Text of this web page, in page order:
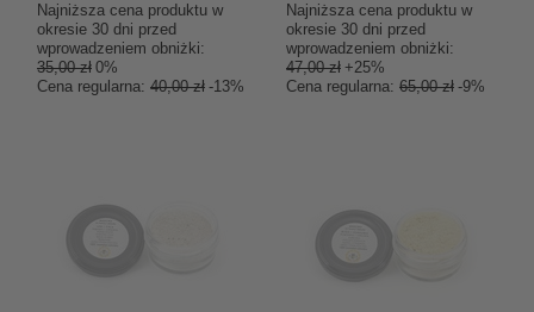
Najniższa cena produktu w
okresie 30 dni przed
wprowadzeniem obniżki:
35,00 zł 0%
Cena regularna: 40,00 zł -13%
Najniższa cena produktu w
okresie 30 dni przed
wprowadzeniem obniżki:
47,00 zł +25%
Cena regularna: 65,00 zł -9%